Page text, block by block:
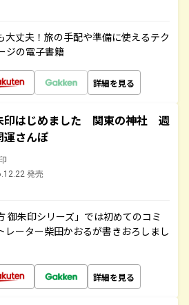
大丈夫！旅の手配や準備に使えるテク
ジの電子書籍
詳細を見る
印はじめました 関東の神社 週
運さんぽ
発売
御朱印シリーズ」では初めてのコミ
レーター柴田かおるが書きおろしまし
詳細を見る